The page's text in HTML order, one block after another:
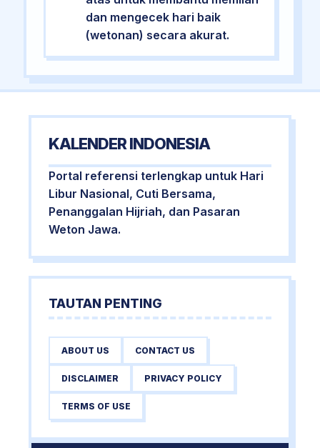
dan mengecek hari baik
(wetonan) secara akurat.
KALENDER INDONESIA
Portal referensi terlengkap untuk Hari
Libur Nasional, Cuti Bersama,
Penanggalan Hijriah, dan Pasaran
Weton Jawa.
TAUTAN PENTING
ABOUT US CONTACT US
DISCLAIMER PRIVACY POLICY
TERMS OF USE